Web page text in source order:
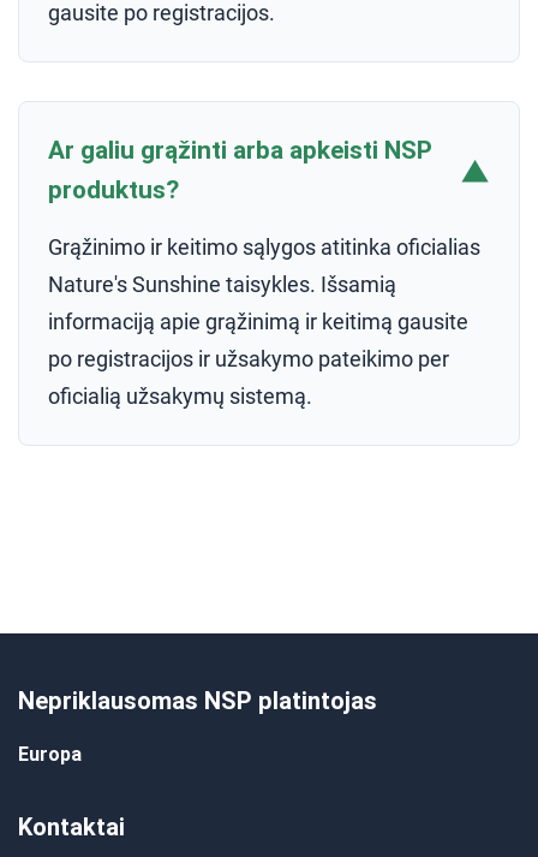
gausite po registracijos.
Ar galiu grąžinti arba apkeisti NSP
produktus?
▼
Grąžinimo ir keitimo sąlygos atitinka oficialias
Nature's Sunshine taisykles. Išsamią
informaciją apie grąžinimą ir keitimą gausite
po registracijos ir užsakymo pateikimo per
oficialią užsakymų sistemą.
Nepriklausomas NSP platintojas
Europa
Kontaktai